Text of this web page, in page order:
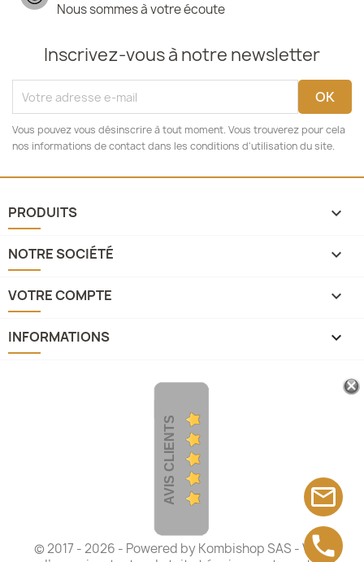
Nous sommes à votre écoute
Inscrivez-vous à notre newsletter
Vous pouvez vous désinscrire à tout moment. Vous trouverez pour cela
nos informations de contact dans les conditions d'utilisation du site.
PRODUITS 
NOTRE SOCIÉTÉ 
VOTRE COMPTE 
INFORMATIONS keyboard_arrow_down
AVIS CLIENTS
© 2017 - 2026 - Powered byKombishop SAS - Vans
phone
mail_outline